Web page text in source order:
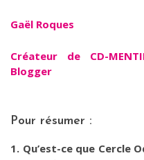
Gaël Roques
Créateur de CD-
Blogger
Pour résumer :
1. Qu’est-ce que Cercle